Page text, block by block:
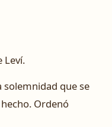
Leví.
solemnidad que se
Ordenó